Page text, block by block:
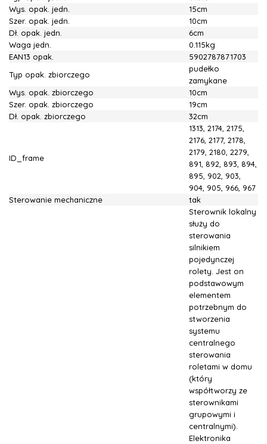
Wys. opak. jedn.
15cm
Szer. opak. jedn.
10cm
Dł. opak. jedn.
6cm
Waga jedn.
0.115kg
EAN13 opak.
5902787871703
Typ opak. zbiorczego
pudełko
zamykane
Wys. opak. zbiorczego
10cm
Szer. opak. zbiorczego
19cm
Dł. opak. zbiorczego
32cm
ID_frame
1313, 2174, 2175,
2176, 2177, 2178,
2179, 2180, 2279,
891, 892, 893, 894,
895, 902, 903,
904, 905, 966, 967
Sterowanie mechaniczne
tak
Sterownik lokalny
służy do
sterowania
silnikiem
pojedynczej
rolety. Jest on
podstawowym
elementem
potrzebnym do
stworzenia
systemu
centralnego
sterowania
roletami w domu
(który
współtworzy ze
sterownikami
grupowymi i
centralnymi).
Elektronika